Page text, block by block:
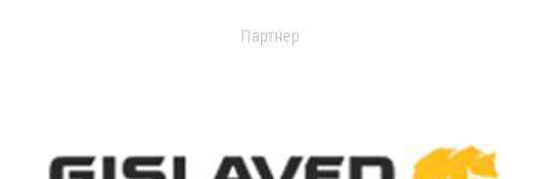
Партнер